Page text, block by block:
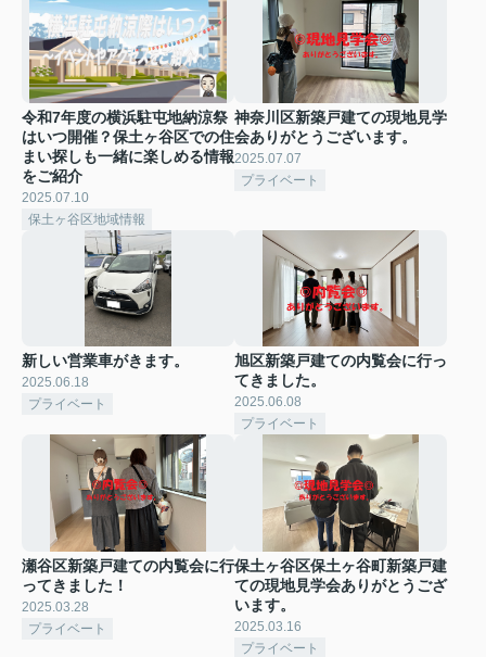
令和7年度の横浜駐屯地納涼祭
はいつ開催？保土ヶ谷区での住
まい探しも一緒に楽しめる情報
をご紹介
2025.07.10
保土ヶ谷区地域情報
神奈川区新築戸建ての現地見学
会ありがとうございます。
2025.07.07
プライベート
新しい営業車がきます。
2025.06.18
プライベート
旭区新築戸建ての内覧会に行っ
てきました。
2025.06.08
プライベート
瀬谷区新築戸建ての内覧会に行
ってきました！
2025.03.28
プライベート
保土ヶ谷区保土ヶ谷町新築戸建
ての現地見学会ありがとうござ
います。
2025.03.16
プライベート